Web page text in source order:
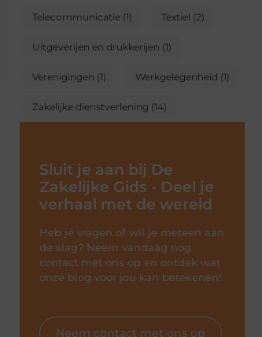
Telecommunicatie (1) Textiel (2)
Uitgeverijen en drukkerijen (1)
Verenigingen (1) Werkgelegenheid (1)
Zakelijke dienstverlening (14)
Sluit je aan bij De
Zakelijke Gids - Deel je
verhaal met de wereld
Heb je vragen of wil je meteen aan
de slag? Neem vandaag nog
contact met ons op en ontdek wat
onze blog voor jou kan betekenen!
Neem contact met ons op